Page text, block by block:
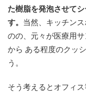
た樹脂を発泡させて
す。 当然、キッチン
のの、元々が医療用
から ある程度のクッ
う。
そう考えるとオフィ